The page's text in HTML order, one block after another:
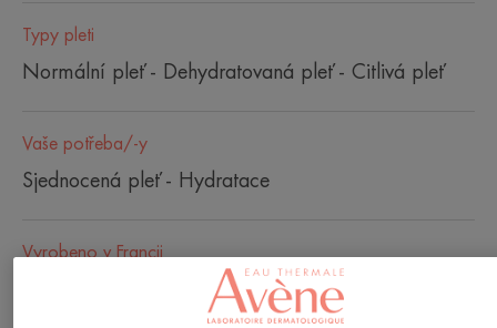
Typy pleti
Normální pleť - Dehydratovaná pleť - Citlivá pleť
Vaše potřeba/-y
Sjednocená pleť - Hydratace
Vyrobeno v Francii
Lehká tónovací fluidní emulze, která poskytuje